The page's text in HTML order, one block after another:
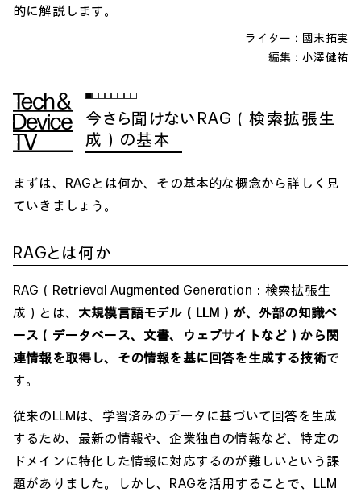
的に解説します。
ライター：國末拓実
編集：小澤健祐
今さら聞けないRAG（検索拡張生
成）の基本
まずは、RAGとは何か、その基本的な概念から詳しく見
ていきましょう。
RAGとは何か
RAG（Retrieval Augmented Generation：検索拡張生
成）とは、 大規模言語モデル（LLM）が、外部の知識ベ
ース（データベース、文書、ウェブサイトなど）から関
連情報を取得し、その情報を基に回答を生成する技術で
す。
従来のLLMは、学習済みのデータに基づいて回答を生成
するため、最新の情報や、企業独自の情報など、特定の
ドメインに特化した情報に対応するのが難しいという課
題がありました。しかし、RAGを活用することで、LLM